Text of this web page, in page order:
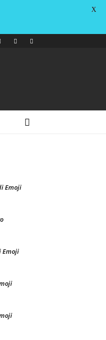
Emoji
Emoji
X